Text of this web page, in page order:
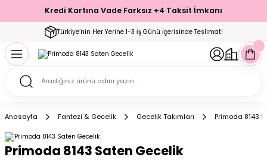
Kredi Kartına Vade Farksız +4 Taksit İmkanı
Türkiye’nin Her Yerine 1-3 İş Günü İçerisinde Teslimat!
Geri Dön
Geri Dön
Geri Dön
Geri Dön
Setler
Geri Dön
Geri Dön
Geri Dön
Çorap
Geri Dön
Geri Dön
Anasayfa Fantezi & Gecelik Gecelik Takımları Primoda 8143
Primoda 8143 Saten Gecelik